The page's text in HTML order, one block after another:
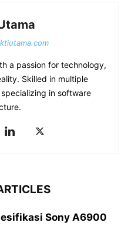
a passion for technology,
Skilled in multiple
in software
Sony A6900